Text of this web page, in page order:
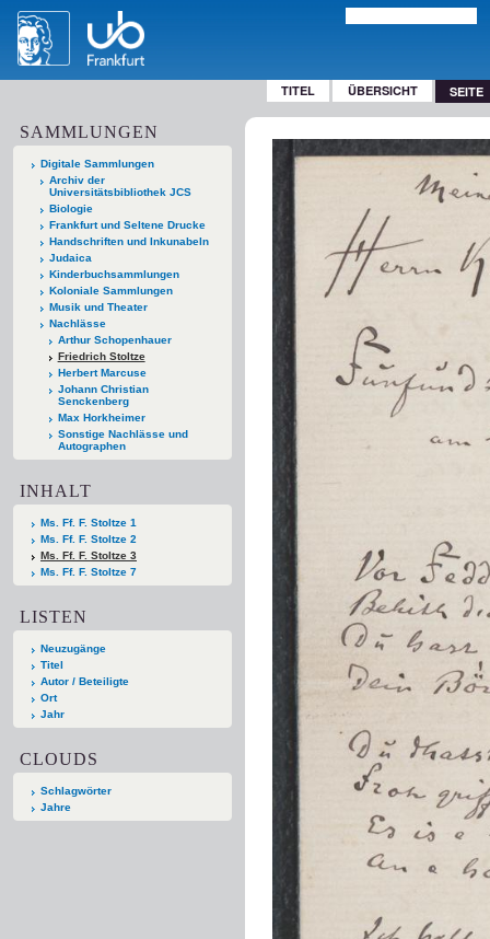
TITEL ÜBERSICHT SEITE
SAMMLUNGEN
Digitale Sammlungen
Archiv der
Universitätsbibliothek JCS
Biologie
Frankfurt und Seltene Drucke
Handschriften und Inkunabeln
Judaica
Kinderbuchsammlungen
Koloniale Sammlungen
Musik und Theater
Nachlässe
Arthur Schopenhauer
Friedrich Stoltze
Herbert Marcuse
Johann Christian
Senckenberg
Max Horkheimer
Sonstige Nachlässe und
Autographen
INHALT
Ms. Ff. F. Stoltze 1
Ms. Ff. F. Stoltze 2
Ms. Ff. F. Stoltze 3
Ms. Ff. F. Stoltze 7
LISTEN
Neuzugänge
Titel
Autor / Beteiligte
Ort
Jahr
CLOUDS
Schlagwörter
Jahre